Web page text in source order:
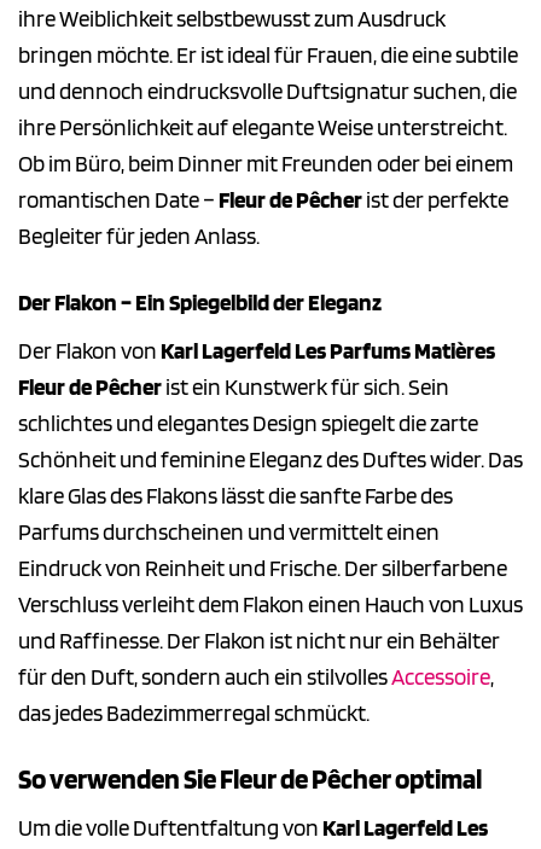
ihre Weiblichkeit selbstbewusst zum Ausdruck
bringen möchte. Er ist ideal für Frauen, die eine subtile
und dennoch eindrucksvolle Duftsignatur suchen, die
ihre Persönlichkeit auf elegante Weise unterstreicht.
Ob im Büro, beim Dinner mit Freunden oder bei einem
romantischen Date –Fleur de Pêcherist der perfekte
Begleiter für jeden Anlass.
Der Flakon – Ein Spiegelbild der Eleganz
Der Flakon vonKarl Lagerfeld Les Parfums Matières
Fleur de Pêcherist ein Kunstwerk für sich. Sein
schlichtes und elegantes Design spiegelt die zarte
Schönheit und feminine Eleganz des Duftes wider. Das
klare Glas des Flakons lässt die sanfte Farbe des
Parfums durchscheinen und vermittelt einen
Eindruck von Reinheit und Frische. Der silberfarbene
Verschluss verleiht dem Flakon einen Hauch von Luxus
und Raffinesse. Der Flakon ist nicht nur ein Behälter
für den Duft, sondern auch ein stilvollesAccessoire,
das jedes Badezimmerregal schmückt.
So verwenden Sie Fleur de Pêcher optimal
Um die volle Duftentfaltung vonKarl Lagerfeld Les